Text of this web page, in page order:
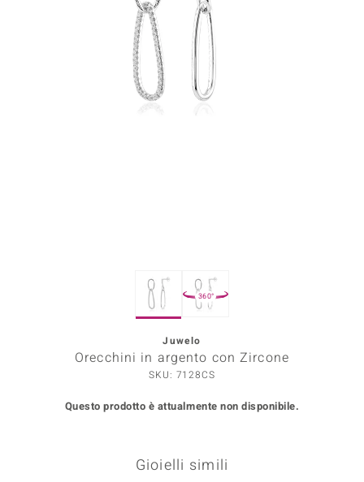
360°
Juwelo
Orecchini in argento con Zircone
SKU: 7128CS
Questo prodotto è attualmente non disponibile.
Gioielli simili